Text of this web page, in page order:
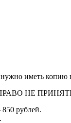
иметь
НЕ
рублей.